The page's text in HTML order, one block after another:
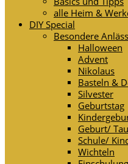
alle Heim &
DIY Special
Besondere
Halloween
Advent
Nikolaus
Basteln &
Silvester
Geburtstag
Geburt/
Schule/
Wichteln